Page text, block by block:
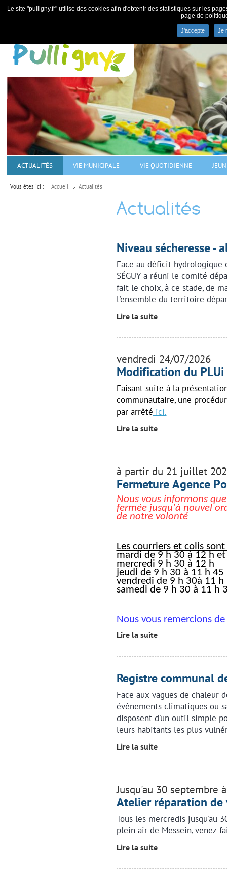
Le site "pulligny.fr" utilise des cookies afin d'obtenir des statistiques sur les
page de
J'accepte Je
Commune de Pulligny -
ACTUALITÉS VIE MUNICIPALE VIE QUOTIDIENNE
Vous êtes ici : Accueil Actualités
Actualités
Niveau sécheresse -
Face au déficit hydrologique
SÉGUY a réuni le comité
fait le choix, à ce stade, de
l'ensemble du territoire
Lire la suite
vendredi 24/07/2026
Modification du PLUi
Faisant suite à la
communautaire, une
par arrêté ici.
Lire la suite
à partir du 21 juillet
Fermeture Agence
Nous vous informons
fermée jusqu'à nouvel
de notre volonté
Les courriers et colis
mardi de 9 h 30 à 12 h
mercredi 9 h 30 à 12 h
jeudi de 9 h 30 à 11 h 45
vendredi de 9 h 30à 11 h
samedi de 9 h 30 à 11 h
Nous vous remercions
Lire la suite
Registre communal
Face aux vagues de chaleur
évènements climatiques ou
disposent d'un outil simple
leurs habitants les plus
Lire la suite
Jusqu'au 30 septembre
Atelier réparation de
Tous les mercredis jusqu'au
plein air de Messein, venez
Lire la suite